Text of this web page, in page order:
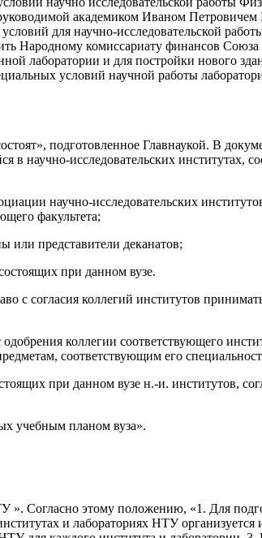
академиком Иваном
для научно-исследовательской
Народному комиссариату финансов
лаборатории и для постройки нового
условий научной работы
подготовленное Главнаукой. В
в научно-исследовательских институтах,
научно-исследовательских
факультета;
или представители деканатов;
при данном вузе.
с согласия коллегий институтов
коллегии соответствующего
соответствующим его
при данном вузе н.-и. институтов,
учебным планом вуза».
». Согласно этому положению, «1. Для
и лабораториях НТУ организуется